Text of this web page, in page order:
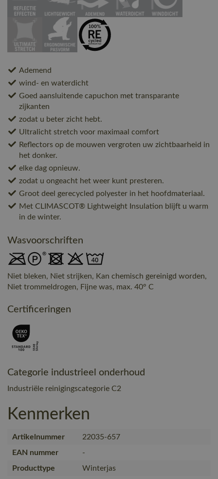
Ademend
wind- en waterdicht
Goed aansluitende capuchon met transparante
zijkanten
zodat u beter zicht hebt.
Ultralicht stretch voor maximaal comfort
Reflectors op de mouwen vergroten uw zichtbaarheid in
het donker.
elke dag opnieuw.
zodat u ongeacht het weer kunt presteren.
Groot deel gerecycled polyester in het hoofdmateriaal.
Met CLIMASCOT® Lightweight Insulation blijft u warm
in de winter.
Wasvoorschriften
Niet bleken, Niet strijken, Kan chemisch gereinigd worden,
Niet trommeldrogen, Fijne was, max. 40° C
Certificeringen
Categorie industrieel onderhoud
Industriële reinigingscategorie C2
Kenmerken
Artikelnummer
22035-657
EAN nummer
-
Producttype
Winterjas